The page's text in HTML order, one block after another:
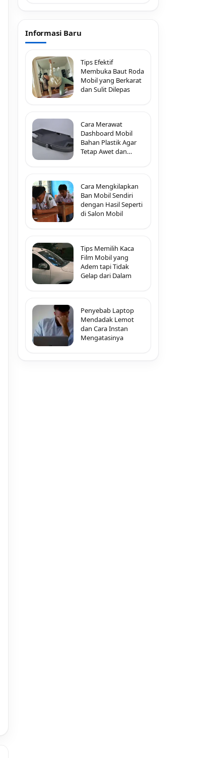
Informasi Baru
Tips Efektif
Membuka Baut Roda
Mobil yang Berkarat
dan Sulit Dilepas
Cara Merawat
Dashboard Mobil
Bahan Plastik Agar
Tetap Awet dan
Cara Mengkilapkan
Ban Mobil Sendiri
dengan Hasil Seperti
di Salon Mobil
Tips Memilih Kaca
Film Mobil yang
Adem tapi Tidak
Gelap dari Dalam
Penyebab Laptop
Mendadak Lemot
dan Cara Instan
Mengatasinya